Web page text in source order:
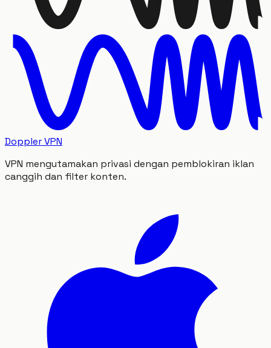
Doppler VPN
VPN mengutamakan privasi dengan pemblokiran iklan
canggih dan filter konten.